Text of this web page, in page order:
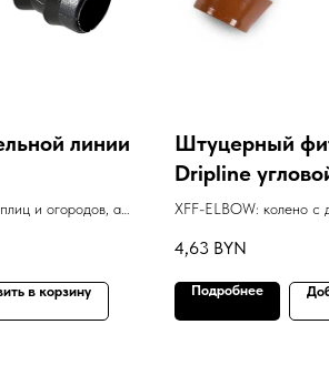
линии
и огородов, а
в корзину
Штуцерный
Dripline
XFF-ELBOW: колено с
4,63 BYN
Подробнее